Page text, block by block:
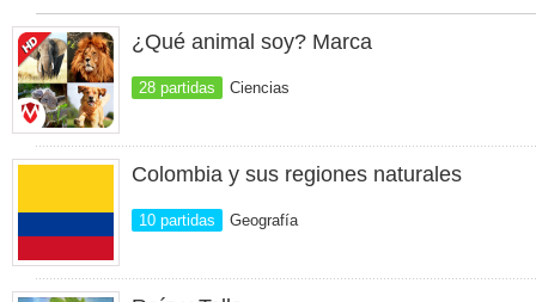
¿Qué animal soy? Marca
28 partidas Ciencias
Colombia y sus regiones naturales
10 partidas Geografía